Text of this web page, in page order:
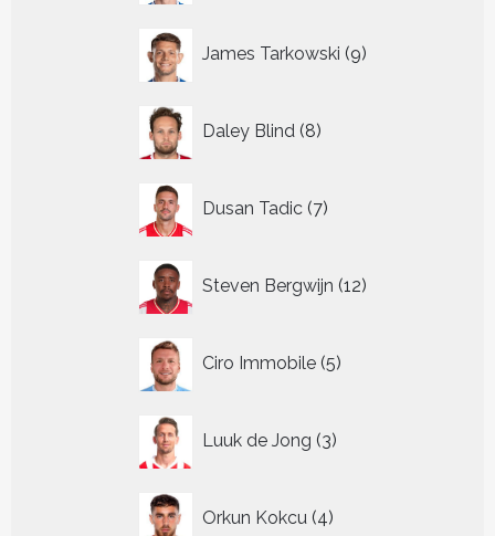
James Tarkowski 9
producten
Daley Blind 8
producten
Dusan Tadic 7
producten
Steven Bergwijn 12
producten
Ciro Immobile 5
producten
Luuk de Jong 3
producten
Orkun Kokcu 4
producten